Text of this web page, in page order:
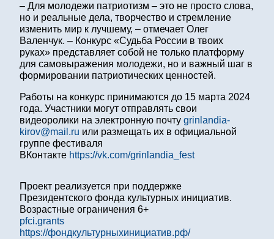
– Для молодежи патриотизм – это не просто слова,
но и реальные дела, творчество и стремление
изменить мир к лучшему, – отмечает Олег
Валенчук. – Конкурс «Судьба России в твоих
руках» представляет собой не только платформу
для самовыражения молодежи, но и важный шаг в
формировании патриотических ценностей.
Работы на конкурс принимаются до 15 марта 2024
года. Участники могут отправлять свои
видеоролики на электронную почту grinlandia-
kirov@mail.ru или размещать их в официальной
группе фестиваля
ВКонтакте https://vk.com/grinlandia_fest
Проект реализуется при поддержке
Президентского фонда культурных инициатив.
Возрастные ограничения 6+
pfci.grants
https://фондкультурныхинициатив.рф/